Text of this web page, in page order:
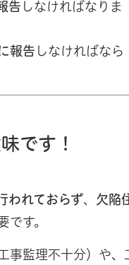
告 しなければなりま
報告 しなければなら
です！
われておらず、 欠陥
です。
事監理不十分）や、